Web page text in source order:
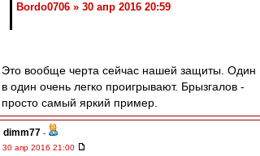
Bordo0706 » 30 апр 2016 20:59
Это вообще черта сейчас нашей защиты. Один
в один очень легко проигрывают. Брызгалов -
просто самый яркий пример.
dimm77 -
30 апр 2016 21:00